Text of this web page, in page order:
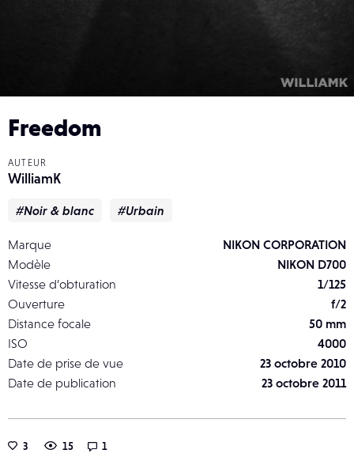
Freedom
AUTEUR
WilliamK
#Noir & blanc #Urbain
Marque
NIKON CORPORATION
Modèle
NIKON D700
Vitesse d’obturation
1/125
Ouverture
f/2
Distance focale
50 mm
ISO
4000
Date de prise de vue
23 octobre 2010
Date de publication
23 octobre 2011
3 15 1